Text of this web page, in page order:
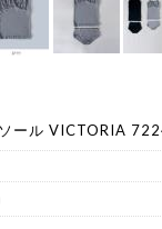
ール VICTORIA